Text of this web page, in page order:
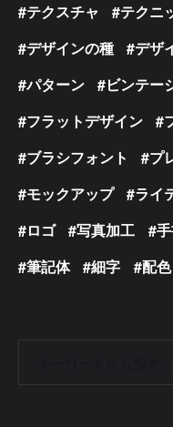
テクスチャ
テクニ
デザインの種
デザ
パターン
ビンテー
フラットデザイン
ブラシフォント
プ
モックアップ
ライ
ロゴ
写真加工
筆記体
細字 配色